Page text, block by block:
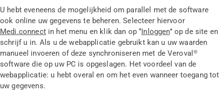
U hebt eveneens de mogelijkheid om parallel met de software
ook online uw gegevens te beheren. Selecteer hiervoor
Medi.connectin het menu en klik dan op ‘’Inloggen’’ op de site en
schrijf u in. Als u de webapplicatie gebruikt kan u uw waarden
manueel invoeren of deze synchroniseren met de Veroval®
software die op uw PC is opgeslagen. Het voordeel van de
webapplicatie: u hebt overal en om het even wanneer toegang tot
uw gegevens.